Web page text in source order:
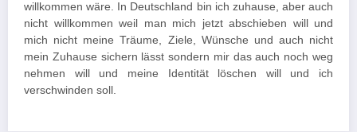
willkommen wäre. In Deutschland bin ich zuhause, aber auch
nicht willkommen weil man mich jetzt abschieben will und
mich nicht meine Träume, Ziele, Wünsche und auch nicht
mein Zuhause sichern lässt sondern mir das auch noch weg
nehmen will und meine Identität löschen will und ich
verschwinden soll.